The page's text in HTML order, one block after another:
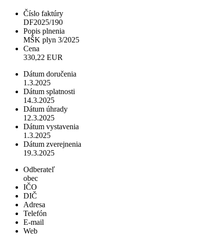
Číslo faktúry
DF2025/190
Popis plnenia
MŠK plyn 3/2025
Cena
330,22 EUR
Dátum doručenia
1.3.2025
Dátum splatnosti
14.3.2025
Dátum úhrady
12.3.2025
Dátum vystavenia
1.3.2025
Dátum zverejnenia
19.3.2025
Odberateľ
obec
IČO
DIČ
Adresa
Telefón
E-mail
Web